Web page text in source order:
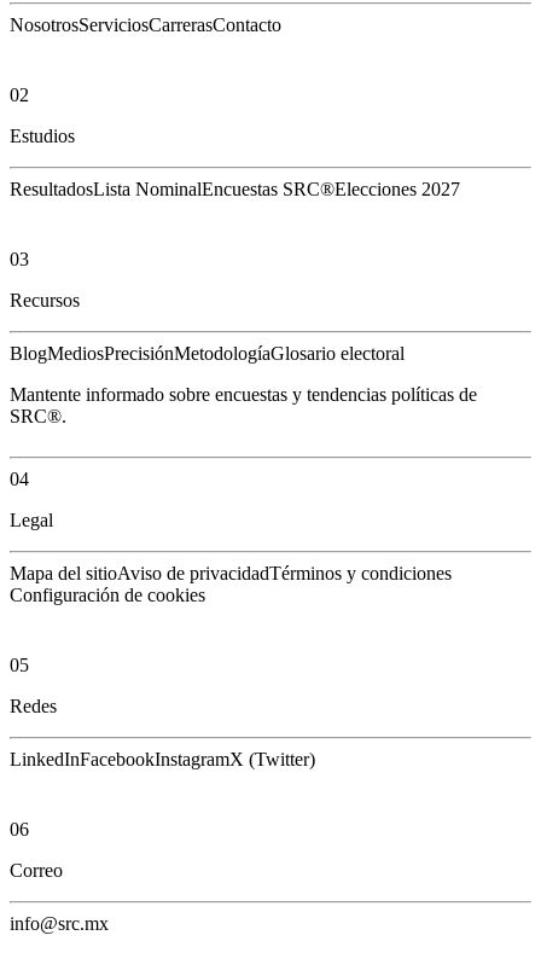
NosotrosServiciosCarrerasContacto
02
Estudios
ResultadosLista NominalEncuestas SRC®Elecciones 2027
03
Recursos
BlogMediosPrecisiónMetodologíaGlosario electoral
Mantente informado sobre encuestas y tendencias políticas de
SRC®.
04
Legal
Mapa del sitioAviso de privacidadTérminos y condiciones
Configuración de cookies
05
Redes
LinkedInFacebookInstagramX (Twitter)
06
Correo
info@src.mx